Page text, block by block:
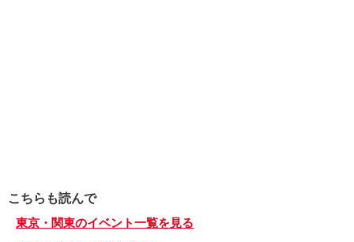
こちらも読んで
東京・関東のイベント一覧を見る